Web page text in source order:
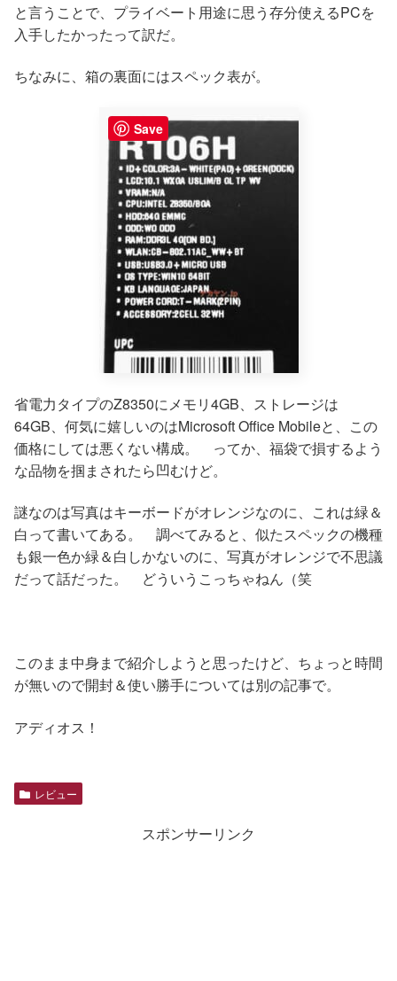
と言うことで、プライベート用途に思う存分使えるPCを
入手したかったって訳だ。
ちなみに、箱の裏面にはスペック表が。
省電力タイプのZ8350にメモリ4GB、ストレージは
64GB、何気に嬉しいのはMicrosoft Office Mobileと、この
価格にしては悪くない構成。 ってか、福袋で損するよう
な品物を掴まされたら凹むけど。
謎なのは写真はキーボードがオレンジなのに、これは緑＆
白って書いてある。 調べてみると、似たスペックの機種
も銀一色か緑＆白しかないのに、写真がオレンジで不思議
だって話だった。 どういうこっちゃねん（笑
このまま中身まで紹介しようと思ったけど、ちょっと時間
が無いので開封＆使い勝手については別の記事で。
アディオス！
レビュー
スポンサーリンク
Save